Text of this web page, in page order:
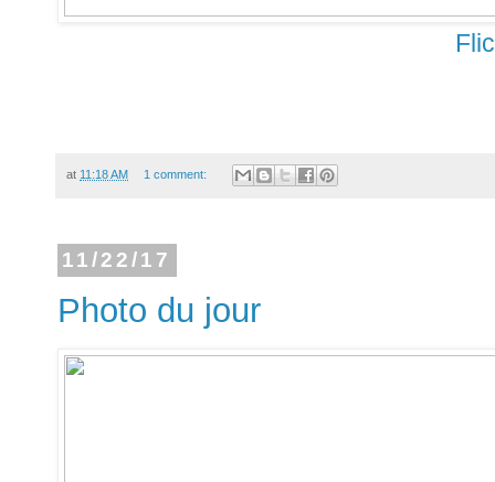
at 11:18 AM 1 comment:
11/22/17
Photo du jour